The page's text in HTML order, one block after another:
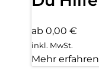
ab 0,00 €
inkl. MwSt.
Mehr erfahren